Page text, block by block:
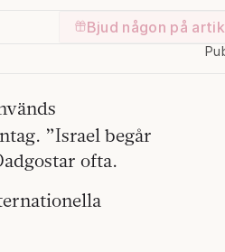
Bjud någon på
”Israel begår
ofta.